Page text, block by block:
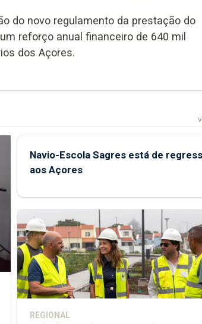
do novo regulamento da prestação do
reforço anual financeiro de 640 mil
dos Açores.
Navio-Escola Sagres está de
aos Açores
REGIONAL